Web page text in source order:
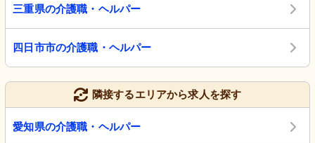
三重県の介護職・ヘルパー
四日市市の介護職・ヘルパー
隣接するエリアから求人を探す
愛知県の介護職・ヘルパー